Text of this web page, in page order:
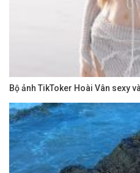
Bộ ảnh TikToker Hoài Vân sexy